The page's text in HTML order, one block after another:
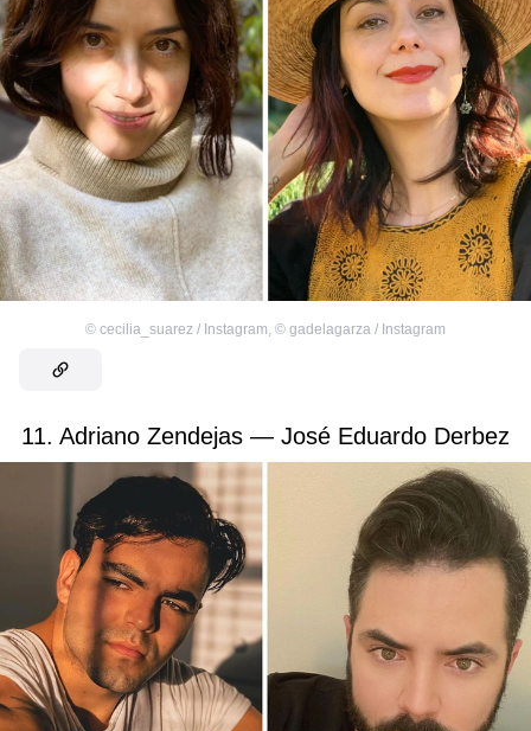
© cecilia_suarez / Instagram © gadelagarza / Instagram
11. Adriano Zendejas — José Eduardo Derbez